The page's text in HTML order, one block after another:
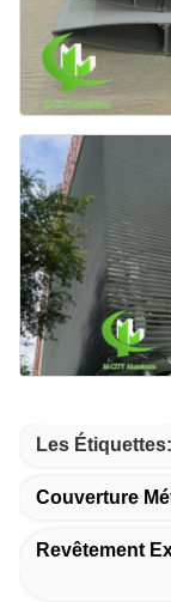
Les Étiquettes:
Couverture
Revêtement